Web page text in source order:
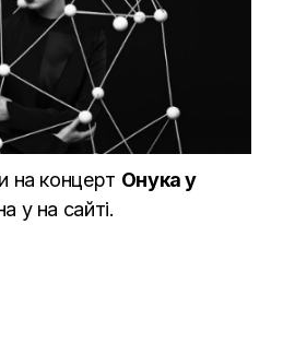
на концерт Онука у
у на сайті.